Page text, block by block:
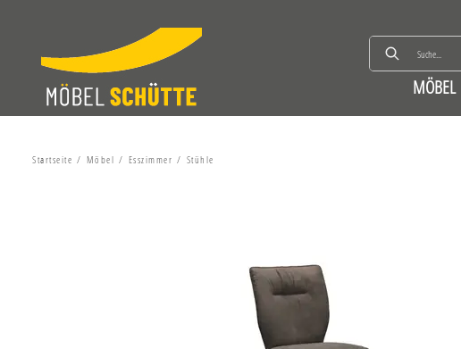
MÖBEL
Startseite Möbel Esszimmer Stühle